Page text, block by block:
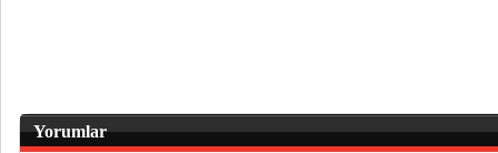
Yorumlar